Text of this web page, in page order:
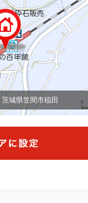
茨城県笠間市稲田